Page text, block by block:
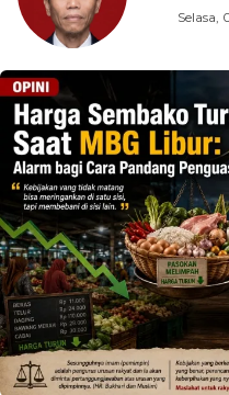
Selasa,